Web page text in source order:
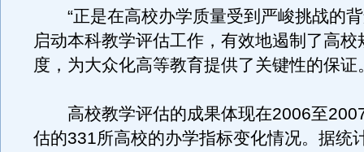
“正是在高校办学质量受到严峻挑战的背
启动本科教学评估工作，有效地遏制了高校
度，为大众化高等教育提供了关键性的保证
高校教学评估的成果体现在2006至
估的331所高校的办学指标变化情况。据统